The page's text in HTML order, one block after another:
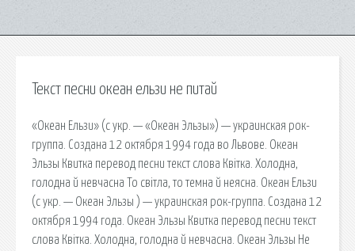
Текст песни океан ельзи не питай
«Океан Ельзи» (с укр. — «Океан Эльзы») — украинская рок-
группа. Создана 12 октября 1994 года во Львове. Океан
Эльзы Квитка перевод песни текст слова Квітка. Холодна,
голодна й невчасна То світла, то темна й неясна. Океан Ельзи
(с укр. — Океан Эльзы ) — украинская рок-группа. Создана 12
октября 1994 года. Океан Эльзы Квитка перевод песни текст
слова Квітка. Холодна, голодна й невчасна. Океан Эльзы Не